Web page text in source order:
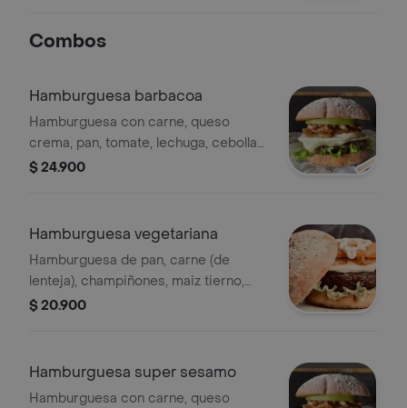
Combos
Hamburguesa barbacoa
Hamburguesa con carne, queso
crema, pan, tomate, lechuga, cebolla
salteada, tocineta a la bbq y salsas
$ 24.900
Hamburguesa vegetariana
Hamburguesa de pan, carne (de
lenteja), champiñones, maiz tierno,
tomate, lechuga y cebolla.
$ 20.900
Hamburguesa super sesamo
Hamburguesa con carne, queso